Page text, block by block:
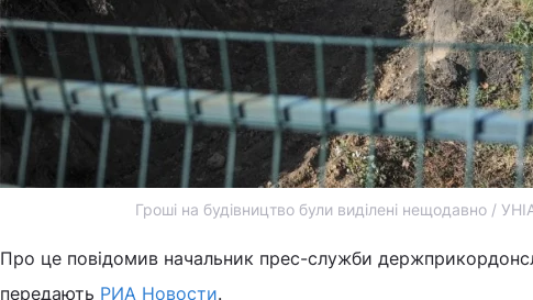
Гроші на будівництво були виділені нещодавно /
Про це повідомив начальник прес-служби
передають РИА Новости.